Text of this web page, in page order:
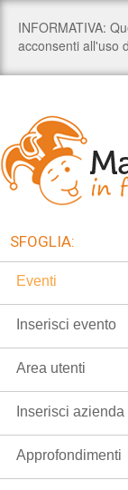
SFOGLIA:
Eventi
Inserisci evento
Area utenti
Inserisci azienda
Approfondimenti